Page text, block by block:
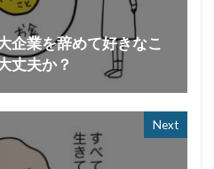
企業を辞めて好きなこ
丈夫か？
Next